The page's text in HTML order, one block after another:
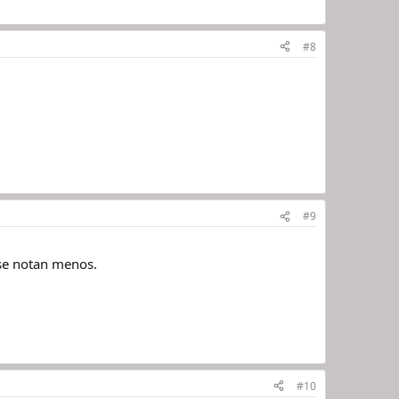
#8
#9
notan menos.
#10